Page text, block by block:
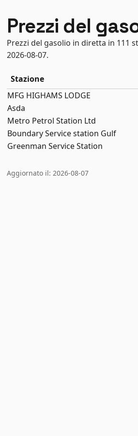
Prezzi del
Prezzi del gasolio in diretta in 111
2026-08-07.
Stazione
MFG HIGHAMS LODGE
Asda
Metro Petrol Station Ltd
Boundary Service station Gulf
Greenman Service Station
Aggiornato il: 2026-08-07